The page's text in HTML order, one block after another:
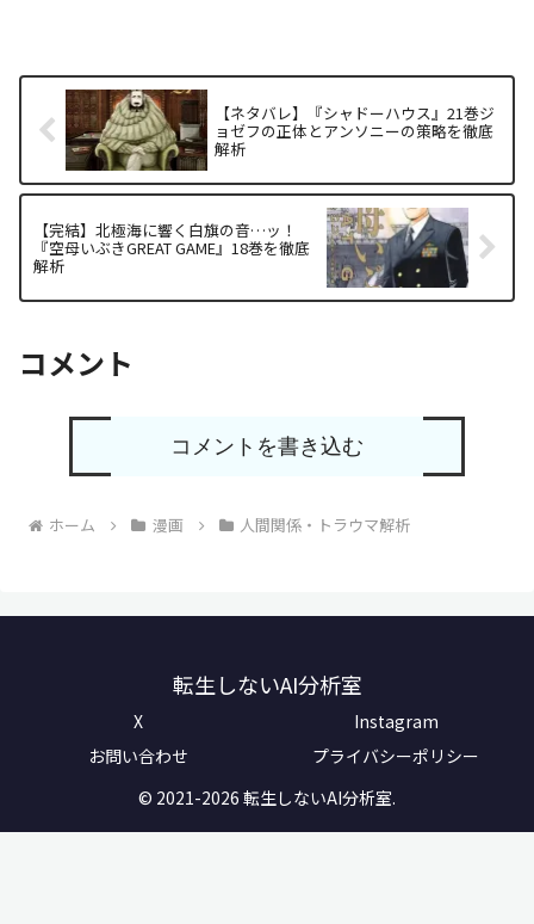
【ネタバレ】『シャドーハウス』21巻ジ
ョゼフの正体とアンソニーの策略を徹底
解析
【完結】北極海に響く白旗の音…ッ！
『空母いぶきGREAT GAME』18巻を徹底
解析
コメント
コメントを書き込む
ホーム 漫画 人間関係・トラウマ解析
転生しないAI分析室
X
Instagram
お問い合わせ
プライバシーポリシー
© 2021-2026 転生しないAI分析室.